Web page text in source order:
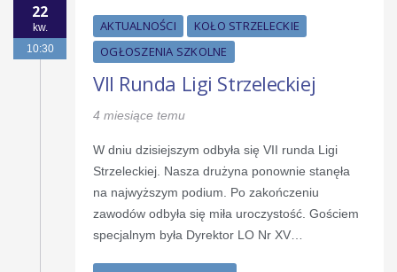
22
kw.
10:30
AKTUALNOŚCI
KOŁO STRZELECKIE
OGŁOSZENIA SZKOLNE
VII Runda Ligi Strzeleckiej
4 miesiące temu
W dniu dzisiejszym odbyła się VII runda Ligi
Strzeleckiej. Nasza drużyna ponownie stanęła
na najwyższym podium. Po zakończeniu
zawodów odbyła się miła uroczystość. Gościem
specjalnym była Dyrektor LO Nr XV…